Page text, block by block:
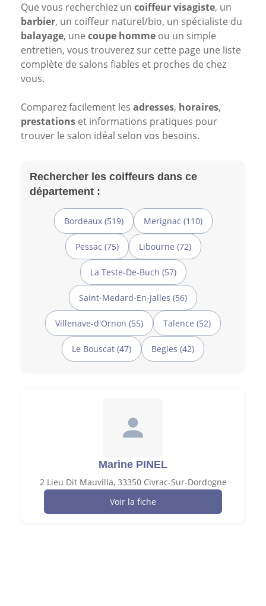
Que vous recherchiez un coiffeur visagiste, un
barbier, un coiffeur naturel/bio, un spécialiste du
balayage, une coupe homme ou un simple
entretien, vous trouverez sur cette page une liste
complète de salons fiables et proches de chez
vous.
Comparez facilement les adresses, horaires,
prestations et informations pratiques pour
trouver le salon idéal selon vos besoins.
Rechercher les coiffeurs dans ce
département :
Bordeaux (519) Merignac (110)
Pessac (75) Libourne (72)
La Teste-De-Buch (57)
Saint-Medard-En-Jalles (56)
Villenave-d'Ornon (55) Talence (52)
Le Bouscat (47) Begles (42)
Marine PINEL
2 Lieu Dit Mauvilla, 33350 Civrac-Sur-Dordogne
Voir la fiche